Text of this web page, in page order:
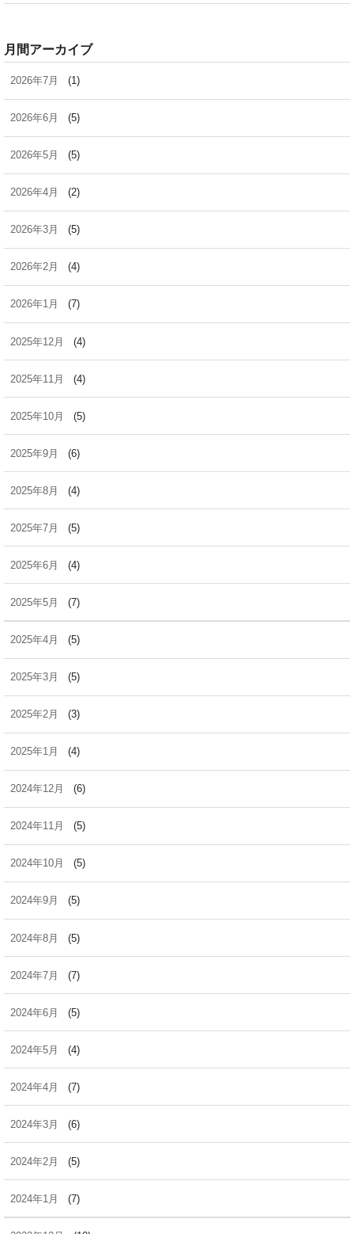
月間アーカイブ
2026年7月 (1)
2026年6月 (5)
2026年5月 (5)
2026年4月 (2)
2026年3月 (5)
2026年2月 (4)
2026年1月 (7)
2025年12月 (4)
2025年11月 (4)
2025年10月 (5)
2025年9月 (6)
2025年8月 (4)
2025年7月 (5)
2025年6月 (4)
2025年5月 (7)
2025年4月 (5)
2025年3月 (5)
2025年2月 (3)
2025年1月 (4)
2024年12月 (6)
2024年11月 (5)
2024年10月 (5)
2024年9月 (5)
2024年8月 (5)
2024年7月 (7)
2024年6月 (5)
2024年5月 (4)
2024年4月 (7)
2024年3月 (6)
2024年2月 (5)
2024年1月 (7)